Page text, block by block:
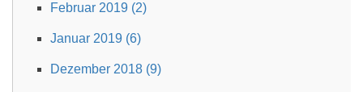
Februar 2019 (2)
Januar 2019 (6)
Dezember 2018 (9)